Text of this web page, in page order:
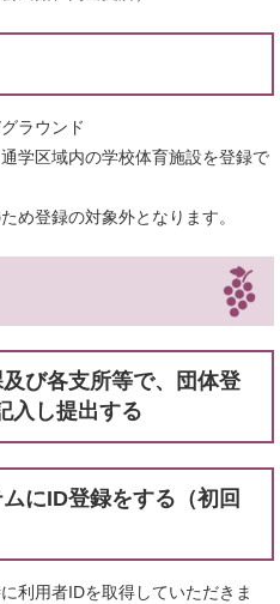
ラウンド
学区域内の学校体育施設を登録で
め登録の対象外となります。
び各支所等で、団体登
入し提出する
にID登録をする（初回
利用者IDを取得していただきま